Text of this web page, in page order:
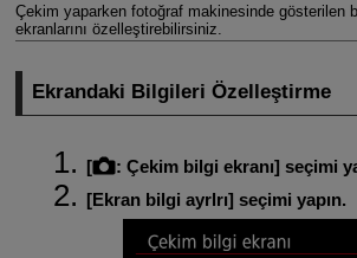
Çekim yaparken fotoğraf makinesinde gösterilen
ekranlarını özelleştirebilirsiniz.
Ekrandaki Bilgileri Özelleştirme
[ : Çekim bilgi ekranı] seçimi
[Ekran bilgi ayrlrı] seçimi yapın.